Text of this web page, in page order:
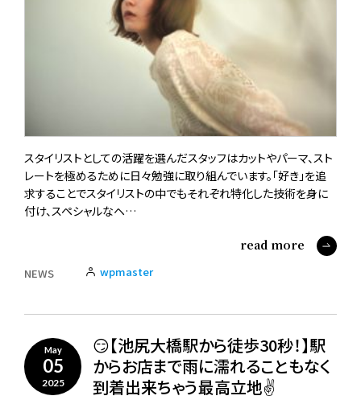
スタイリストとしての活躍を選んだスタッフはカットやパーマ、スト
レートを極めるために日々勉強に取り組んでいます。「好き」を追
求することでスタイリストの中でもそれぞれ特化した技術を身に
付け、スペシャルなヘ…
read more
NEWS wpmaster
May
05
2025
😏【池尻大橋駅から徒歩30秒！】駅
からお店まで雨に濡れることもなく
到着出来ちゃう最高立地✌️